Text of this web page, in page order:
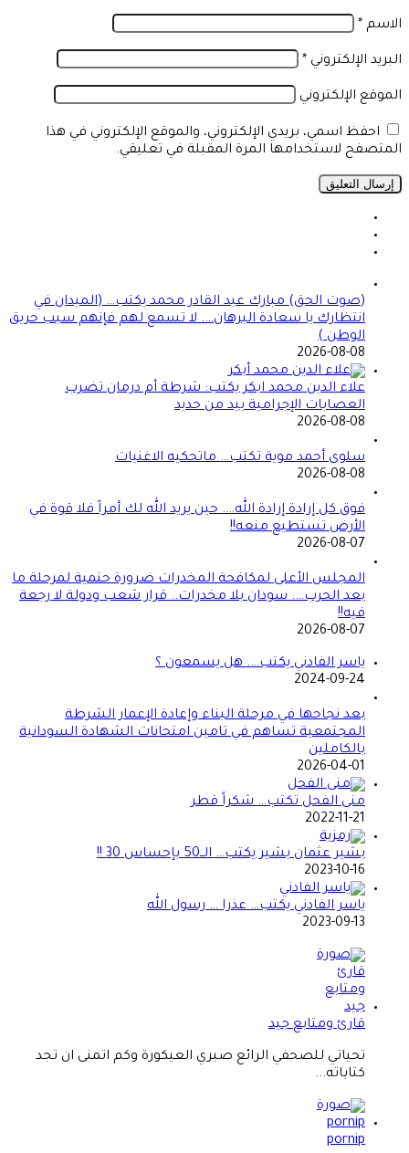
الاسم *
البريد الإلكتروني *
الموقع الإلكتروني
احفظ اسمي، بريدي الإلكتروني، والموقع الإلكتروني في هذا
المتصفح لاستخدامها المرة المقبلة في تعليقي.
(صوت الحق) مبارك عبد القادر محمد يكتب… (الميدان في
انتظارك يا سعادة البرهان…. لا تسمع لهم فإنهم سبب حريق
الوطن )
2026-08-08
علاء الدين محمد ابكر يكتب: شرطة أم درمان تضرب
العصابات الإجرامية بيد من حديد
2026-08-08
سلوى أحمد موية تكتب… ماتحكيه الاغنيات
2026-08-08
فوق كل إرادة إرادة الله…. حين يريد الله لك أمراً فلا قوة في
الأرض تستطيع منعه!!
2026-08-07
المجلس الأعلى لمكافحة المخدرات ضرورة حتمية لمرحلة ما
بعد الحرب…. سودان بلا مخدرات.. قرار شعب ودولة لا رجعة
فيه!!
2026-08-07
ياسر الفادني يكتب…. هل يسمعون ؟
2024-09-24
بعد نجاحها في مرحلة البناء وإعادة الإعمار الشرطة
المجتمعية تساهم في تامين امتحانات الشهادة السودانية
بالكاملين
2026-04-01
منى الفحل تكتب… شكراً قطر
2022-11-21
بشير عثمان بشير يكتب… الــ50 بإحساس 30 !!
2023-10-16
ياسر الفادني يكتب… عذرا … رسول الله
2023-09-13
قارئ ومتابع جيد
تحياتي للصحفي الرائع صبري العيكورة وكم اتمنى ان تجد
كتاباته...
pornip